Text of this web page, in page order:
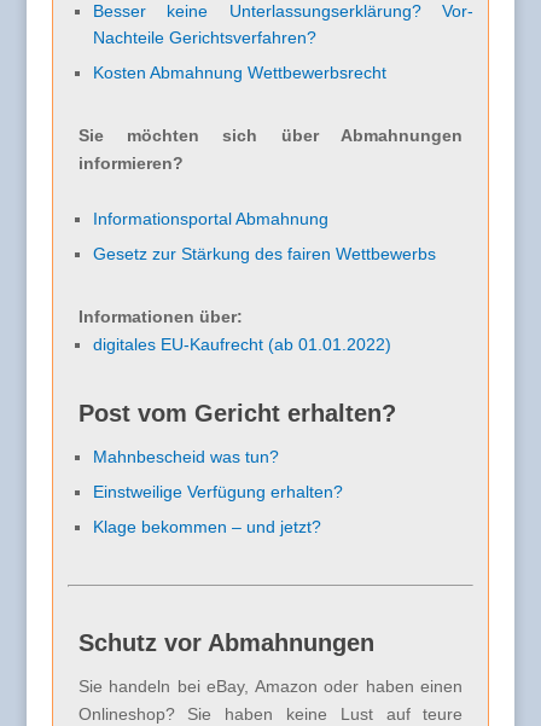
Besser keine Unterlassungserklärung? Vor-
Nachteile Gerichtsverfahren?
Kosten Abmahnung Wettbewerbsrecht
Sie möchten sich über Abmahnungen
informieren?
Informationsportal Abmahnung
Gesetz zur Stärkung des fairen Wettbewerbs
Informationen über:
digitales EU-Kaufrecht (ab 01.01.2022)
Post vom Gericht erhalten?
Mahnbescheid was tun?
Einstweilige Verfügung erhalten?
Klage bekommen – und jetzt?
Schutz vor Abmahnungen
Sie handeln bei eBay, Amazon oder haben einen
Onlineshop? Sie haben keine Lust auf teure